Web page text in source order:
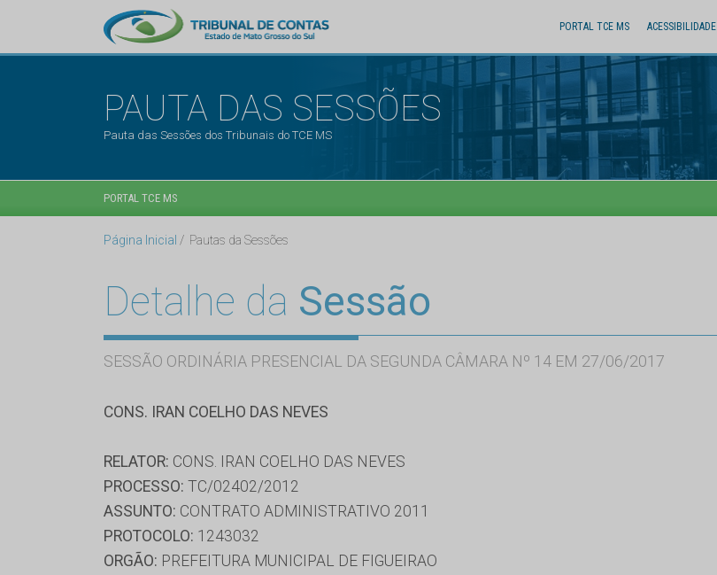
PORTAL TCE MS ACESSIBILIDADE
PAUTA DAS SESSÕES
Pauta das Sessões dos Tribunais do TCE MS
PORTAL TCE MS
Página Inicial Pautas da Sessões
Detalhe da Sessão
SESSÃO ORDINÁRIA PRESENCIAL DA SEGUNDA CÂMARA Nº 14 EM 27/06/2017
CONS. IRAN COELHO DAS NEVES
RELATOR: CONS. IRAN COELHO DAS NEVES
PROCESSO: TC/02402/2012
ASSUNTO: CONTRATO ADMINISTRATIVO 2011
PROTOCOLO: 1243032
ORGÃO: PREFEITURA MUNICIPAL DE FIGUEIRAO